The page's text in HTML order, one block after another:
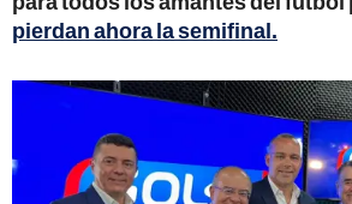
pierdan ahora la semifinal.